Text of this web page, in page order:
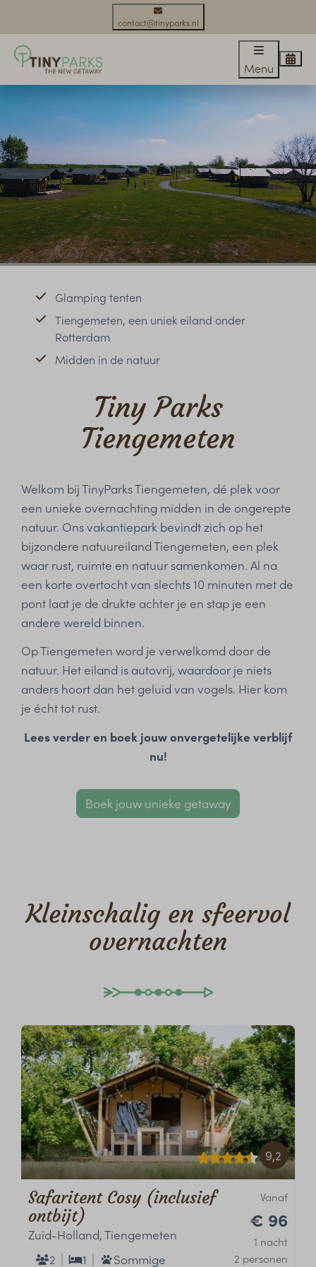
contact@tinyparks.nl
Menu
Glamping tenten
Tiengemeten, een uniek eiland onder
Rotterdam
Midden in de natuur
Tiny Parks
Tiengemeten
Welkom bij TinyParks Tiengemeten, dé plek voor
een unieke overnachting midden in de ongerepte
natuur. Ons vakantiepark bevindt zich op het
bijzondere natuureiland Tiengemeten, een plek
waar rust, ruimte en natuur samenkomen. Al na
een korte overtocht van slechts 10 minuten met de
pont laat je de drukte achter je en stap je een
andere wereld binnen.
Op Tiengemeten word je verwelkomd door de
natuur. Het eiland is autovrij, waardoor je niets
anders hoort dan het geluid van vogels. Hier kom
je écht tot rust.
Lees verder en boek jouw onvergetelijke verblijf
nu!
Boek jouw unieke getaway
Kleinschalig en sfeervol
overnachten
9,2
Vanaf
€ 96
1 nacht
2 personen
Safaritent Cosy (inclusief
ontbijt)
Zuid-Holland, Tiengemeten
2
1 Sommige